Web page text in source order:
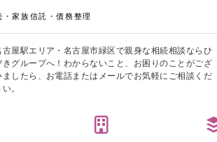
家族信託・債務整理
古屋駅エリア・名古屋市緑区で親身な相続相談ならひ
きグループへ！わからないこと、お困りのことがござ
ましたら、お電話またはメールでお気軽にご相談くだ
。